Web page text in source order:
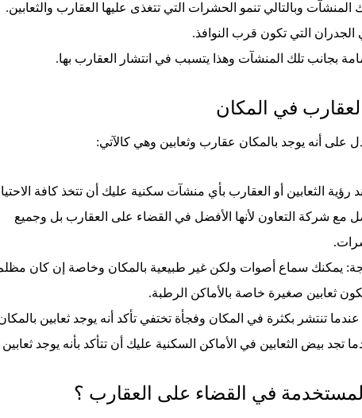
المنشآت وبالتالي تنمو الحشرات التي تتغذى عليها العقارب والثعابين.
التي تكون قرب النوافذ.
بجانب تلك المنشآت وهذا يتسبب في انتشار العقارب بها.
في المكان
على أنه يوجد بالمكان عقارب وثعابين وهي كالآتي:
رؤية الثعابين أو العقارب بأي منشآت سكنية عليك أن تتخذ كافة
مع شركة التعاون لأنها الأفضل في القضاء على العقارب بل وجميع
يمكنك سماع أصوات ولكن غير طبيعية بالمكان وخاصة إن كان
ثعابين صغيرة خاصة بالأماكن الرطبة.
تنتشر بكثرة في المكان وفجأة تختفي تأكد أنه يوجد ثعابين
تجد بيض الثعابين في الأماكن السكنية عليك أن تتأكد بأنه يوجد ثعابين
في القضاء على العقارب ؟